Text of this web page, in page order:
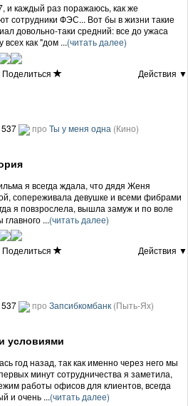
и каждый раз поражаюсь, как же
сотрудники ФЭС... Вот бы в жизни такие
довольно-таки средний: все до ужаса
всех как "дом ...(читать далее)
Поделиться
Действия ▼
про Ты у меня одна (Кино)
я всегда ждала, что дядя Женя
сопереживала девушке и всеми фибрами
я повзрослела, вышла замуж и по воле
...(читать далее)
Поделиться
Действия ▼
про Запсибкомбанк (Пыть-Ях)
условиями
год назад, так как именно через него мы
минут сотрудничества я заметила,
работы офисов для клиентов, всегда
и очень ...(читать далее)